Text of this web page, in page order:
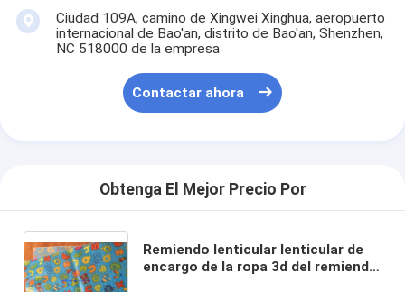
Ciudad 109A, camino de Xingwei Xinghua, aeropuerto
internacional de Bao'an, distrito de Bao'an, Shenzhen,
NC 518000 de la empresa
Contactar ahora
Obtenga El Mejor Precio Por
Remiendo lenticular lenticular de
encargo de la ropa 3d del remiendo